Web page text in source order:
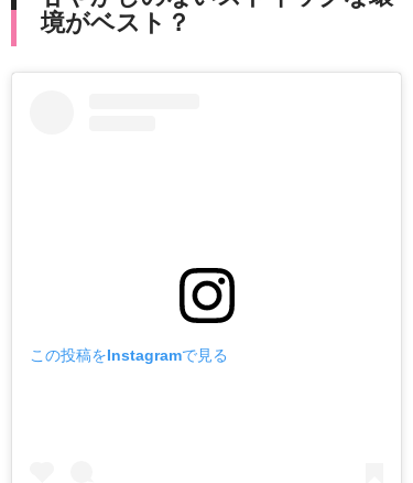
境がベスト？
この投稿をInstagramで見る